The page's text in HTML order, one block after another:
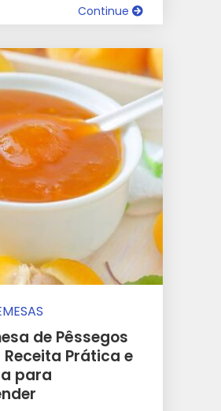
Continue
de Pêssegos
Receita Prática e
para